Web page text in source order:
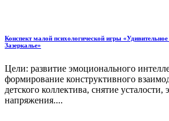
Конспект малой психологической игры «Удивительное
Зазеркалье»
Цели: развитие эмоционального
формирование конструктивного
детского коллектива, снятие
напряжения....